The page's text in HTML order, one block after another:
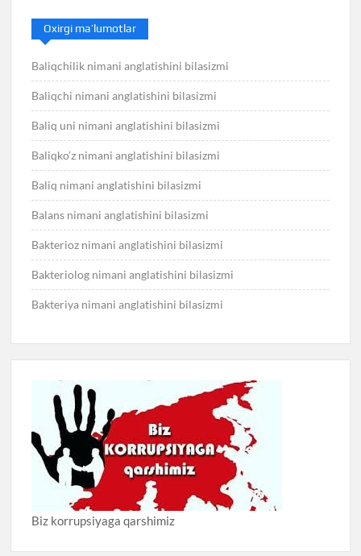
Oxirgi ma’lumotlar
Baliqchilik nimani anglatishini bilasizmi
Baliqchi nimani anglatishini bilasizmi
Baliq uni nimani anglatishini bilasizmi
Baliqko’z nimani anglatishini bilasizmi
Baliq nimani anglatishini bilasizmi
Balans nimani anglatishini bilasizmi
Bakterioz nimani anglatishini bilasizmi
Bakteriolog nimani anglatishini bilasizmi
Bakteriya nimani anglatishini bilasizmi
Biz korrupsiyaga qarshimiz